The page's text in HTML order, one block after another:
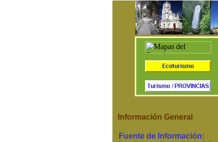
Información General
Fuente de Información: